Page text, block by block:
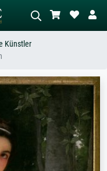
Sie die Szene – z.B. Grüne
Abstrakt mit viel Rot, Dunkles
Stehender Akt neben einem
Baum.
Künstler